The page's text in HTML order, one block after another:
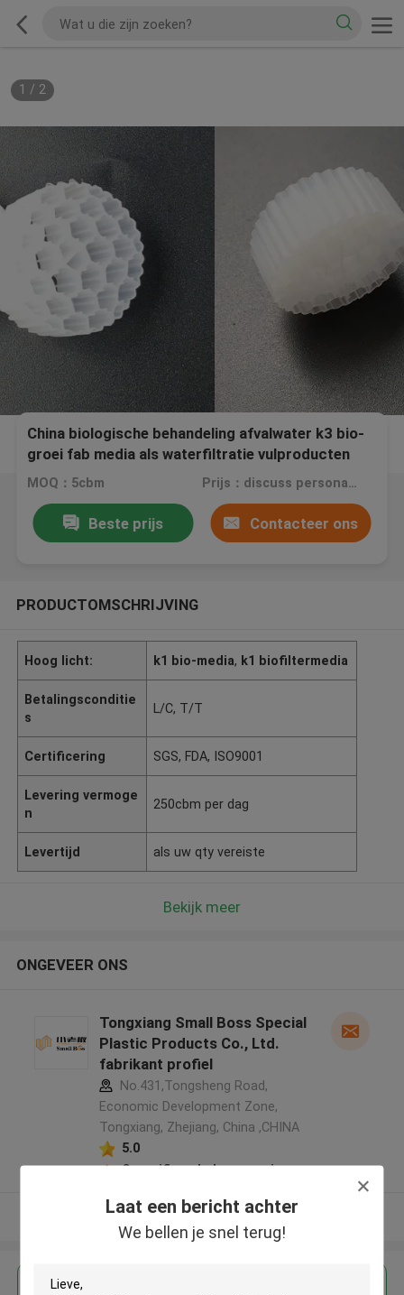
Laat een bericht achter
We bellen je snel terug!
1 / 2
China biologische behandeling afvalwater k3 bio-
groei fab media als waterfiltratie vulproducten
voor vijver
MOQ：5cbm Prijs：discuss personally
Beste prijs Contacteer ons
PRODUCTOMSCHRIJVING
Hoog licht: k1 bio-media, k1 biofiltermedia
Betalingsconditie
s
L/C, T/T
Certificering SGS, FDA, ISO9001
Levering vermoge
n
250cbm per dag
Levertijd als uw qty vereiste
Bekijk meer
ONGEVEER ONS
Tongxiang Small Boss Special
Plastic Products Co., Ltd.
fabrikant profiel
No.431,Tongsheng Road,
Economic Development Zone,
Tongxiang, Zhejiang, China ,CHINA
5.0
Geverifieerde Leverancier
Bekijk meer